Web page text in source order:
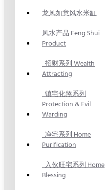
龙凤如意风水米缸
风水产品 Feng Shui
Product
招财系列 Wealth
Attracting
镇宅化煞系列
Protection & Evil
Warding
净宅系列 Home
Purification
入伙旺宅系列 Home
Blessing